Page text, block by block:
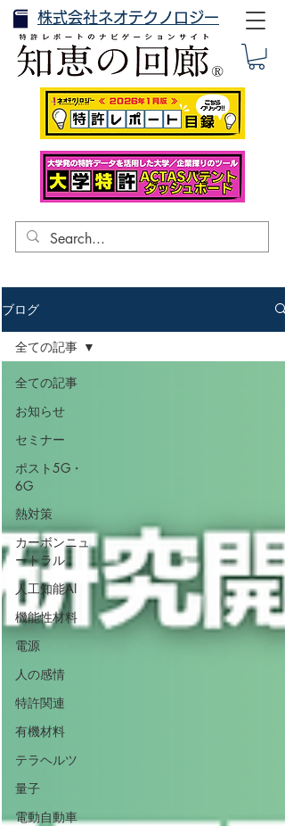
株式会社ネオテクノロジー
ブログ
全ての記事
お知らせ
セミナー
ポスト5G・
6G
熱対策
カーボンニュ
ートラル
人工知能AI
機能性材料
電源
人の感情
特許関連
有機材料
テラヘルツ
量子
電動自動車
全ての記事